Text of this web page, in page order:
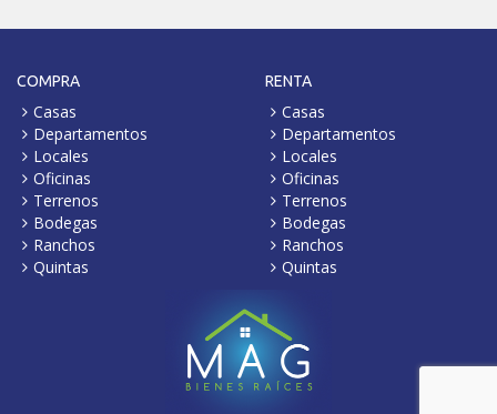
COMPRA
Casas
Departamentos
Locales
Oficinas
Terrenos
Bodegas
Ranchos
Quintas
RENTA
Casas
Departamentos
Locales
Oficinas
Terrenos
Bodegas
Ranchos
Quintas